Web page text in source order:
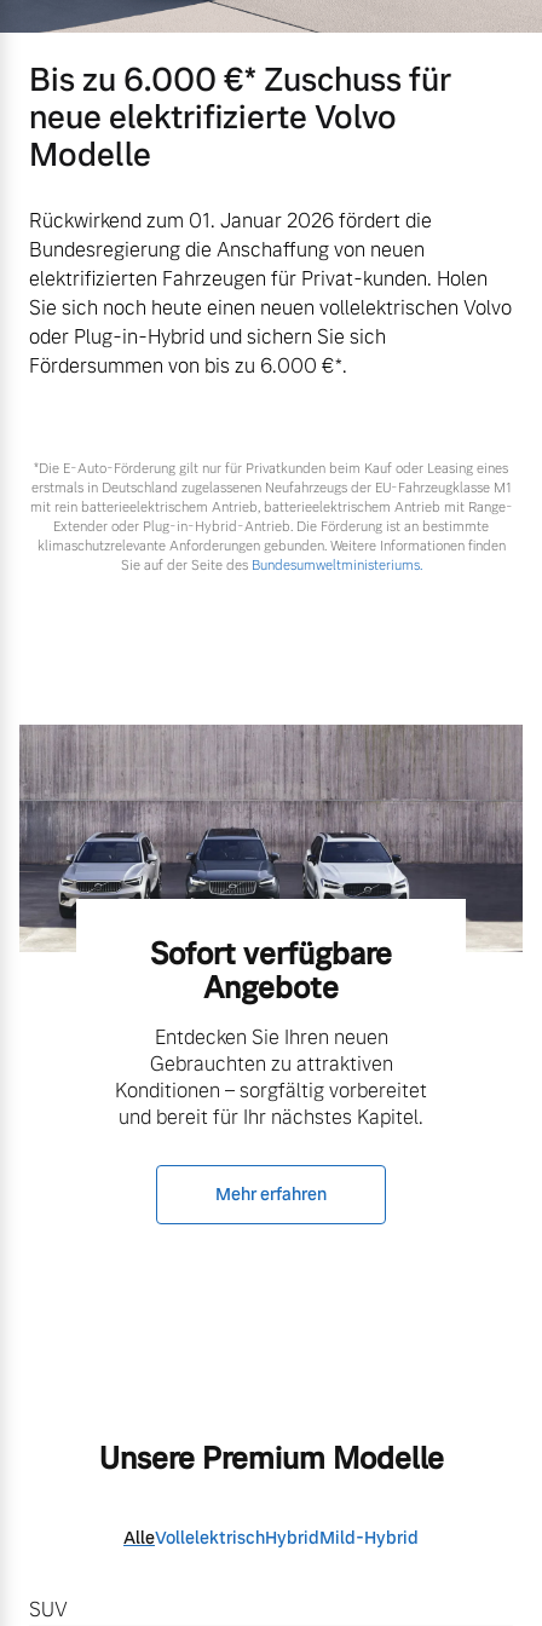
Versicherung
Bis zu 6.000 €⁠* Zuschuss für
neue elektrifizierte Volvo
Modelle
Rückwirkend zum 01. Januar 2026 fördert die
Bundesregierung die Anschaffung von neuen
elektrifizierten Fahrzeugen für Privat-kunden. Holen
Sie sich noch heute einen neuen vollelektrischen Volvo
oder Plug-in-Hybrid und sichern Sie sich
Fördersummen von bis zu 6.000 €⁠*.
*Die E‑Auto-Förderung gilt nur für Privatkunden beim Kauf oder Leasing eines
erstmals in Deutschland zugelassenen Neufahrzeugs der EU-Fahrzeugklasse M1
mit rein batterieelektrischem Antrieb, batterieelektrischem Antrieb mit Range-
Extender oder Plug-in-Hybrid-Antrieb. Die Förderung ist an bestimmte
klimaschutzrelevante Anforderungen gebunden. Weitere Informationen finden
Sie auf der Seite des Bundesumweltministeriums.
Sofort verfügbare
Angebote
Entdecken Sie Ihren neuen
Gebrauchten zu attraktiven
Konditionen – sorgfältig vorbereitet
und bereit für Ihr nächstes Kapitel.
Mehr erfahren
Unsere Premium Modelle
AlleVollelektrischHybridMild-Hybrid
SUV